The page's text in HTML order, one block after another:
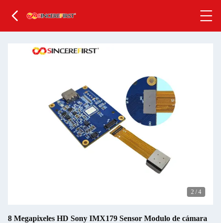
2 / 4
8 Megapixeles HD Sony IMX179 Sensor Modulo de cámara